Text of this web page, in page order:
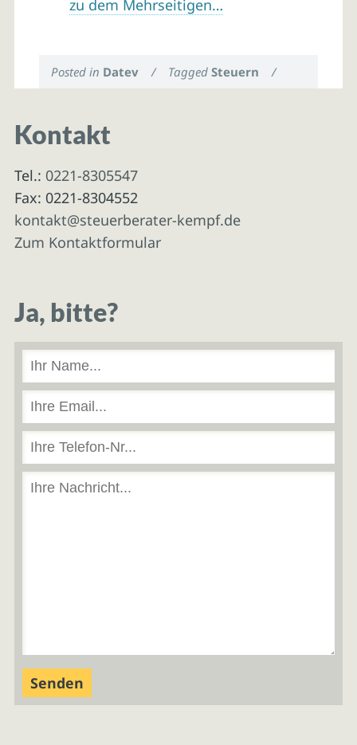
zu dem Mehrseitigen…
Posted in Datev / TaggedSteuern /
Kontakt
Tel.: 0221-8305547
Fax: 0221-8304552
kontakt@steuerberater-kempf.de
Zum Kontaktformular
Ja, bitte?